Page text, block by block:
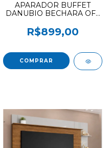
APARADOR BUFFET
DANUBIO BECHARA OFF
(F.L) OFERTAO
R$899,00